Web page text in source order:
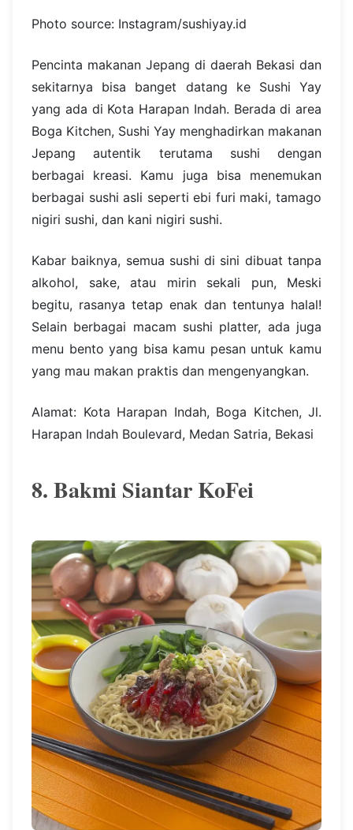
Photo source: Instagram/sushiyay.id
Pencinta makanan Jepang di daerah Bekasi dan
sekitarnya bisa banget datang ke Sushi Yay
yang ada di Kota Harapan Indah. Berada di area
Boga Kitchen, Sushi Yay menghadirkan makanan
Jepang autentik terutama sushi dengan
berbagai kreasi. Kamu juga bisa menemukan
berbagai sushi asli seperti ebi furi maki, tamago
nigiri sushi, dan kani nigiri sushi.
Kabar baiknya, semua sushi di sini dibuat tanpa
alkohol, sake, atau mirin sekali pun, Meski
begitu, rasanya tetap enak dan tentunya halal!
Selain berbagai macam sushi platter, ada juga
menu bento yang bisa kamu pesan untuk kamu
yang mau makan praktis dan mengenyangkan.
Alamat: Kota Harapan Indah, Boga Kitchen, Jl.
Harapan Indah Boulevard, Medan Satria, Bekasi
8. Bakmi Siantar KoFei